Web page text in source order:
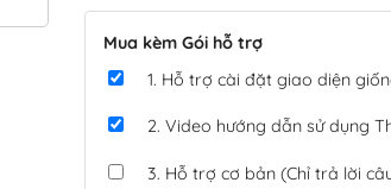
Mua kèm Gói hỗ trợ
1. Hỗ trợ cài đặt giao diện
2. Video hướng dẫn sử dụng
3. Hỗ trợ cơ bản (Chỉ trả lời